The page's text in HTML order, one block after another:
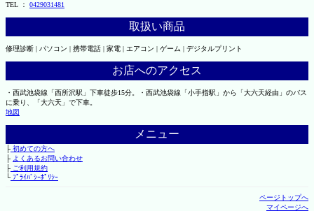
TEL ： 0429031481
取扱い商品
修理診断 | パソコン | 携帯電話 | 家電 | エアコン | ゲーム | デジタルプリント
お店へのアクセス
・西武池袋線「西所沢駅」下車徒歩15分。・西武池袋線「小手指駅」から「大六天経由」のバス
に乗り、「大六天」で下車。
地図
メニュー
├初めての方へ
├ よくあるお問い合わせ
├ご利用規約
└ﾌﾟﾗｲﾊﾞｼｰﾎﾟﾘｼｰ
ページトップへ
マイページへ